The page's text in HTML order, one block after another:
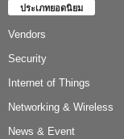
ประเภทยอดนิยม
Vendors
Security
Internet of Things
Networking & Wireless
News & Event